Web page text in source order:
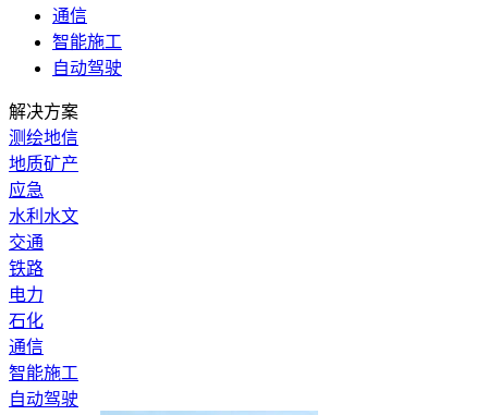
通信
智能施工
自动驾驶
解决方案
测绘地信
地质矿产
应急
水利水文
交通
铁路
电力
石化
通信
智能施工
自动驾驶